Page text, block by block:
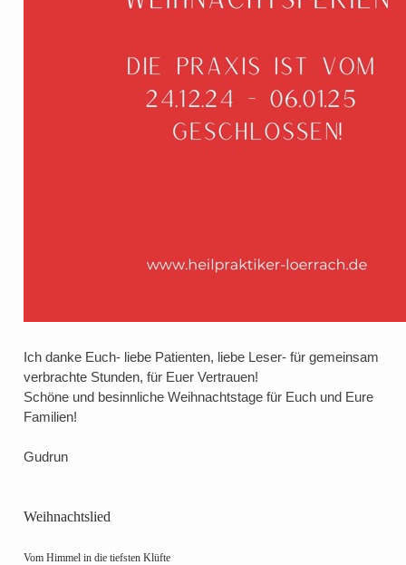
Ich danke Euch- liebe Patienten, liebe Leser- für gemeinsam
verbrachte Stunden, für Euer Vertrauen!
Schöne und besinnliche Weihnachtstage für Euch und Eure
Familien!
Gudrun
Weihnachtslied
Vom Himmel in die tiefsten Klüfte